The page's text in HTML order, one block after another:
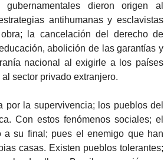
dieron origen al
antihumanas y esclavistas
la cancelación del derecho de
abolición de las garantías y
nacional al exigirle a los países
sector privado extranjero.
la supervivencia; los pueblos del
Con estos fenómenos sociales; el
su final; pues el enemigo que han
casas. Existen pueblos tolerantes;